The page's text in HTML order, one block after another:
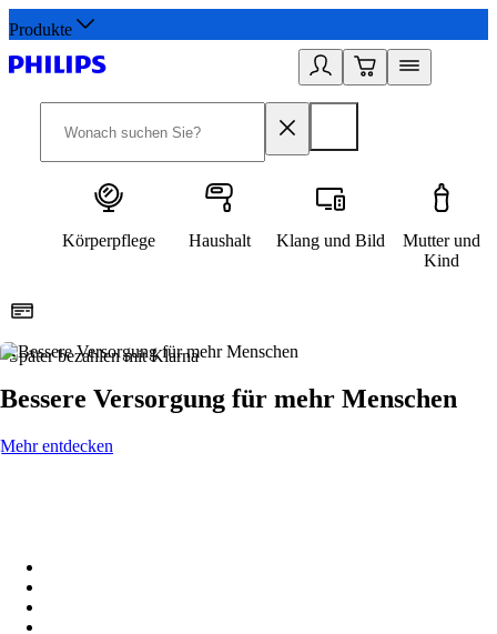
Produkte
Körperpflege Haushalt Klang und Bild
Mutter und
Kind
Später bezahlen mit Klarna
Bessere Versorgung für mehr Menschen
Mehr entdecken